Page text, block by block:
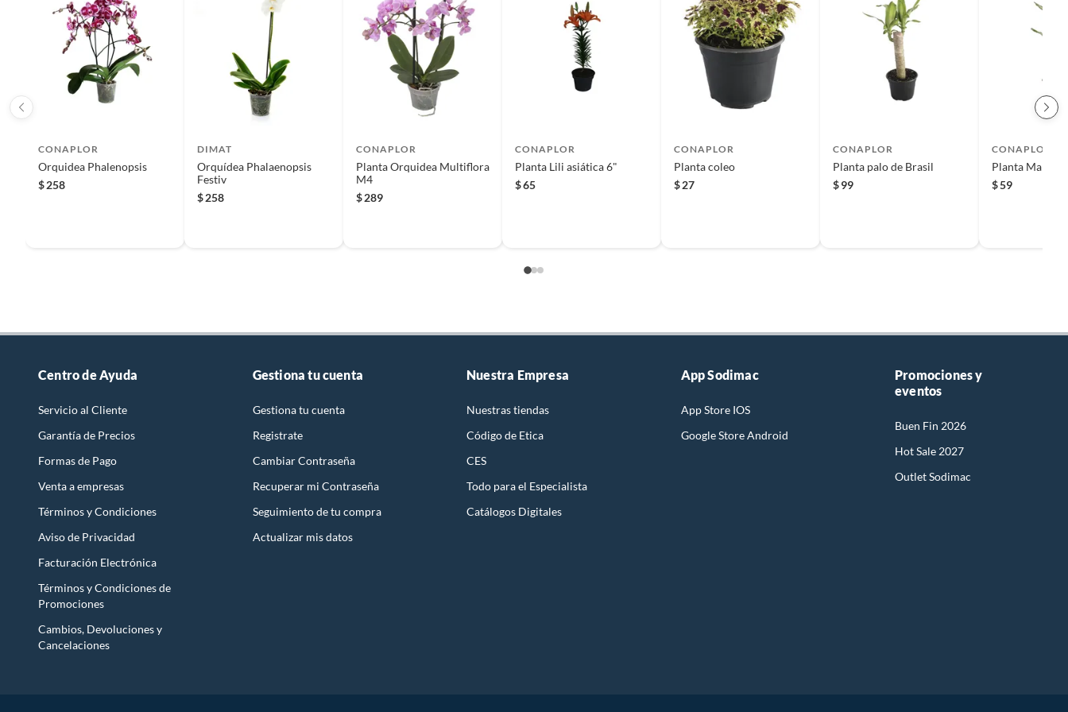
Para completar tu compra, te recomendamos que también adquieras plantas de interior. Puedes elegir entre plantas
con flor, como las orquídeas, o plantas sin flor, como el pothos. Estas plantas te ayudarán a crear un ambiente más
CONAPLOR
Orquidea Phalenopsis
$258
DIMAT
Orquídea Phalaenopsis
Festiv
$258
CONAPLOR
Planta Orquidea Multiflora
M4
$289
CONAPLOR
Planta Lili asiática 6"
$65
CONAPLOR
Planta coleo
$27
CONAPLOR
Planta palo de Brasil
$99
CONAPLOR
Planta Mariana
$59
Centro de Ayuda
Servicio al Cliente
Garantía de Precios
Formas de Pago
Venta a empresas
Términos y Condiciones
Aviso de Privacidad
Facturación Electrónica
Términos y Condiciones de
Promociones
Cambios, Devoluciones y
Cancelaciones
Gestiona tu cuenta
Gestiona tu cuenta
Registrate
Cambiar Contraseña
Recuperar mi Contraseña
Seguimiento de tu compra
Actualizar mis datos
Nuestra Empresa
Nuestras tiendas
Código de Etica
CES
Todo para el Especialista
Catálogos Digitales
App Sodimac
App Store IOS
Google Store Android
Promociones y
eventos
Buen Fin 2026
Hot Sale 2027
Outlet Sodimac